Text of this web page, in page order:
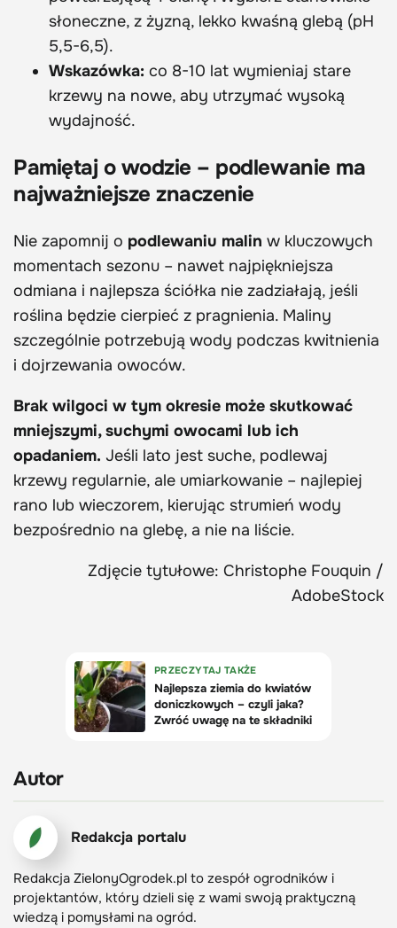
słoneczne, z żyzną, lekko kwaśną glebą (pH
5,5-6,5).
Wskazówka: co 8-10 lat wymieniaj stare
krzewy na nowe, aby utrzymać wysoką
wydajność.
Pamiętaj o wodzie – podlewanie ma
najważniejsze znaczenie
Nie zapomnij o podlewaniu malin w kluczowych
momentach sezonu – nawet najpiękniejsza
odmiana i najlepsza ściółka nie zadziałają, jeśli
roślina będzie cierpieć z pragnienia. Maliny
szczególnie potrzebują wody podczas kwitnienia
i dojrzewania owoców.
Brak wilgoci w tym okresie może skutkować
mniejszymi, suchymi owocami lub ich
opadaniem. Jeśli lato jest suche, podlewaj
krzewy regularnie, ale umiarkowanie – najlepiej
rano lub wieczorem, kierując strumień wody
bezpośrednio na glebę, a nie na liście.
Zdjęcie tytułowe: Christophe Fouquin /
AdobeStock
Autor
Redakcja portalu
Redakcja ZielonyOgrodek.pl to zespół ogrodników i
projektantów, który dzieli się z wami swoją praktyczną
wiedzą i pomysłami na ogród.